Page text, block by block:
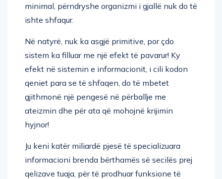
minimal, përndryshe organizmi i gjallë nuk do të
ishte shfaqur.
Në natyrë, nuk ka asgjë primitive, por çdo
sistem ka filluar me një efekt të pavarur! Ky
efekt në sistemin e informacionit, i cili kodon
qeniet para se të shfaqen, do të mbetet
gjithmonë një pengesë në përballje me
ateizmin dhe për ata që mohojnë krijimin
hyjnor!
Ju keni katër miliardë pjesë të specializuara
informacioni brenda bërthamës së secilës prej
qelizave tuaja, për të prodhuar funksione të